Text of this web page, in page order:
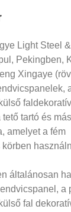
Light Steel
Pekingben,
Xingaye
tartó és
amelyet a fém
általánosan
a
fal